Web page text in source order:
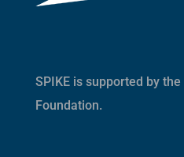
SPIKE is supported by the
Foundation.